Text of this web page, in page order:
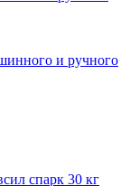
и ручного